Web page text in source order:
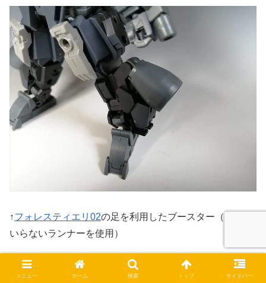
↑フォレスティエリ02の足を利用したブースター（接着は
いらないランナーを使用）
バーニアは30MMの オプションパーツセット10
の物をジョ
メニュー ホーム 検索 トップ サイドバー